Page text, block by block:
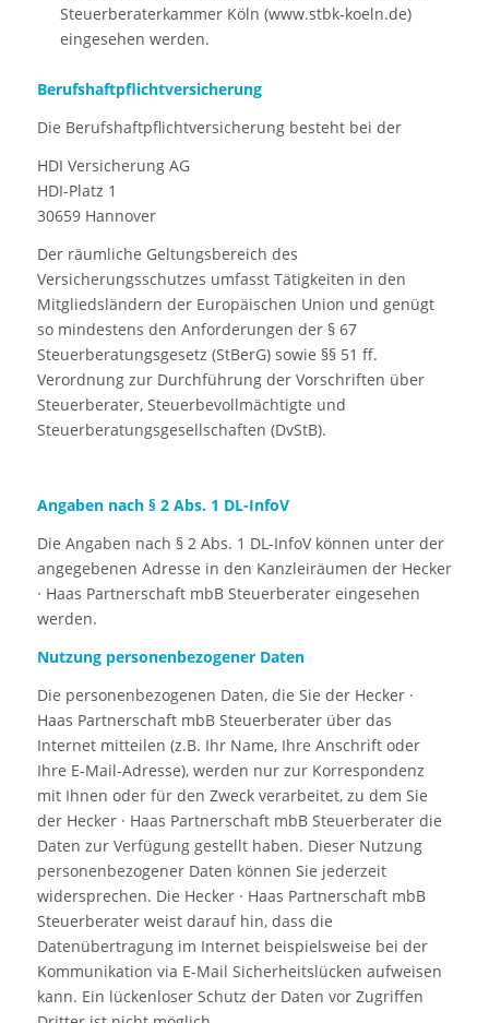
Steuerberaterkammer Köln (www.stbk-koeln.de)
eingesehen werden.
Berufshaftpflichtversicherung
Die Berufshaftpflichtversicherung besteht bei der
HDI Versicherung AG
HDI-Platz 1
30659 Hannover
Der räumliche Geltungsbereich des
Versicherungsschutzes umfasst Tätigkeiten in den
Mitgliedsländern der Europäischen Union und genügt
so mindestens den Anforderungen der § 67
Steuerberatungsgesetz (StBerG) sowie §§ 51 ff.
Verordnung zur Durchführung der Vorschriften über
Steuerberater, Steuerbevollmächtigte und
Steuerberatungsgesellschaften (DvStB).
Angaben nach § 2 Abs. 1 DL-InfoV
Die Angaben nach § 2 Abs. 1 DL-InfoV können unter der
angegebenen Adresse in den Kanzleiräumen der Hecker
· Haas Partnerschaft mbB Steuerberater eingesehen
werden.
Nutzung personenbezogener Daten
Die personenbezogenen Daten, die Sie der Hecker ·
Haas Partnerschaft mbB Steuerberater über das
Internet mitteilen (z.B. Ihr Name, Ihre Anschrift oder
Ihre E-Mail-Adresse), werden nur zur Korrespondenz
mit Ihnen oder für den Zweck verarbeitet, zu dem Sie
der Hecker · Haas Partnerschaft mbB Steuerberater die
Daten zur Verfügung gestellt haben. Dieser Nutzung
personenbezogener Daten können Sie jederzeit
widersprechen. Die Hecker · Haas Partnerschaft mbB
Steuerberater weist darauf hin, dass die
Datenübertragung im Internet beispielsweise bei der
Kommunikation via E-Mail Sicherheitslücken aufweisen
kann. Ein lückenloser Schutz der Daten vor Zugriffen